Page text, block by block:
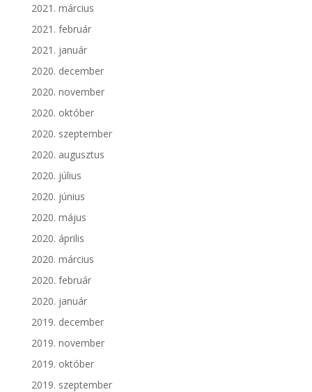
2021. március
2021. február
2021. január
2020. december
2020. november
2020. október
2020. szeptember
2020. augusztus
2020. július
2020. június
2020. május
2020. április
2020. március
2020. február
2020. január
2019. december
2019. november
2019. október
2019. szeptember